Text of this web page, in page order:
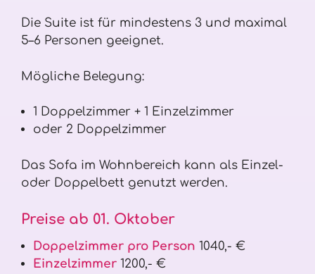
Die Suite ist für mindestens 3 und maximal
5–6 Personen geeignet.
Mögliche Belegung:
1 Doppelzimmer + 1 Einzelzimmer
oder 2 Doppelzimmer
Das Sofa im Wohnbereich kann als Einzel-
oder Doppelbett genutzt werden.
Preise ab 01. Oktober
Doppelzimmer pro Person 1040,- €
Einzelzimmer 1200,- €